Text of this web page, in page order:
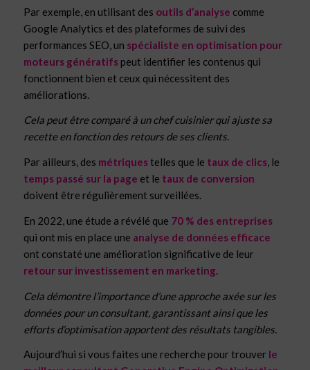
Par exemple, en utilisant des outils d’analyse comme
Google Analytics et des plateformes de suivi des
performances SEO, un spécialiste en optimisation pour
moteurs génératifspeut identifier les contenus qui
fonctionnent bien et ceux qui nécessitent des
améliorations.
Cela peut être comparé à un chef cuisinier qui ajuste sa
recette en fonction des retours de ses clients.
Par ailleurs, des métriquestelles que le taux de clics, le
temps passé sur la page et le taux de conversion
doivent être régulièrement surveillées.
En 2022, une étude a révélé que 70 % des entreprises
qui ont mis en place une analyse de données efficace
ont constaté une amélioration significative de leur
retour sur investissement en marketing.
Cela démontre l’importance d’une approche axée sur les
données pour un consultant, garantissant ainsi que les
efforts d’optimisation apportent des résultats tangibles.
Aujourd’hui si vous faites une recherche pour trouver le